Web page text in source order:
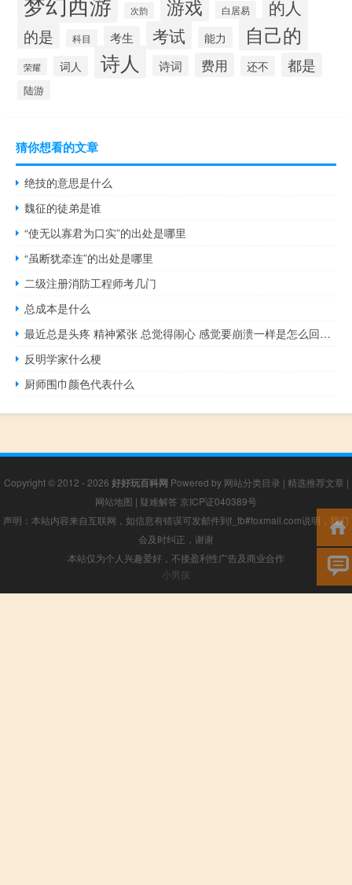
次韵 游戏 白居易 的人
的是 科目 考生 考试 能力 自己的
荣耀 词人 诗人 诗词 费用 还不 都是
陆游
猜你想看的文章
绝技的意思是什么
魏征的徒弟是谁
“使无以寡君为口实”的出处是哪里
“虽断犹牵连”的出处是哪里
二级注册消防工程师考几门
总成本是什么
最近总是头疼 精神紧张 总觉得闹心 感觉要崩溃一样是怎么回事？
反明学家什么梗
厨师围巾颜色代表什么
Copyright © 2012 - 2026 好好玩百科网 Powered by 网站分类目录 | 精选推荐文章 |
网站地图 | 疑难解答 京ICP证040389号
声明：本站内容来自互联网，如信息有错误可发邮件到f_fb#foxmail.com说明，我们
会及时纠正，谢谢
本站仅为个人兴趣爱好，不接盈利性广告及商业合作
小男孩